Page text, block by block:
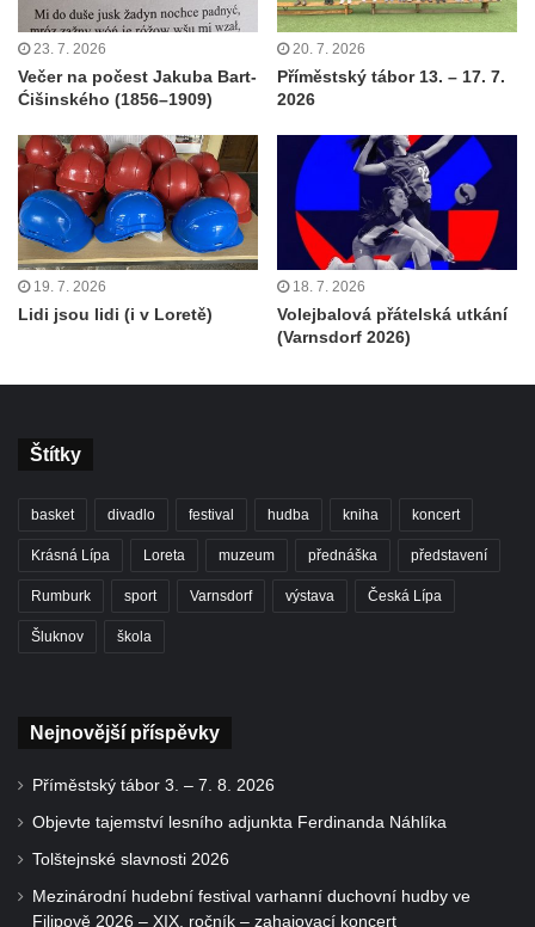
23. 7. 2026
Večer na počest Jakuba Bart-
Ćišinského (1856–1909)
20. 7. 2026
Příměstský tábor 13. – 17. 7.
2026
19. 7. 2026
Lidi jsou lidi (i v Loretě)
18. 7. 2026
Volejbalová přátelská utkání
(Varnsdorf 2026)
Štítky
basket divadlo festival hudba kniha koncert
Krásná Lípa Loreta muzeum přednáška představení
Rumburk sport Varnsdorf výstava Česká Lípa
Šluknov škola
Nejnovější příspěvky
Příměstský tábor 3. – 7. 8. 2026
Objevte tajemství lesního adjunkta Ferdinanda Náhlíka
Tolštejnské slavnosti 2026
Mezinárodní hudební festival varhanní duchovní hudby ve
Filipově 2026 – XIX. ročník – zahajovací koncert